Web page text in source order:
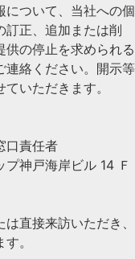
について、当社への個
訂正、追加または削
供の停止を求められる
連絡ください。開示等
いただきます。
口責任者
神戸海岸ビル 14 Ｆ
直接来訪いただき、
。